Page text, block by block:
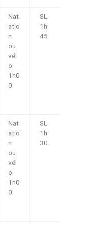
Nat
atio
n
ou
vél
o
1h0
0
SL
1h
45
Nat
atio
n
ou
vél
o
1h0
0
SL
1h
30